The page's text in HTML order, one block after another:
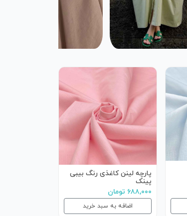
پارچه لینن کاغذی رنگ بیبی
پینک
۶۸۸,۰۰۰ تومان
اضافه به سبد خرید